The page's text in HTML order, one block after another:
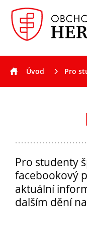
Aktuality
Úvod Pro
Pro studenty
facebookový
aktuální
dalším dění